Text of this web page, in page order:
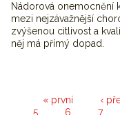
Nádorová onemocnění
mezi nejzávažnější
zvýšenou citlivost a
něj má přímý dopad.
Stránky
« první ‹
5
6 7